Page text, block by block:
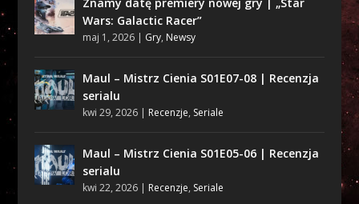
Wars: Galactic Racer”
maj 1, 2026| Gry, Newsy
Maul – Mistrz Cienia S01E07-08 | Recenzja
serialu
kwi 29, 2026| Recenzje, Seriale
Maul – Mistrz Cienia S01E05-06 | Recenzja
serialu
kwi 22, 2026| Recenzje, Seriale